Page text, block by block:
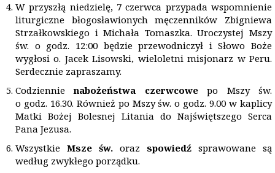
W przyszłą niedzielę, 7 czerwca przypada wspomnienie
liturgiczne błogosławionych męczenników Zbigniewa
Strzałkowskiego i Michała Tomaszka. Uroczystej Mszy
św. o godz. 12:00 będzie przewodniczył i Słowo Boże
wygłosi o. Jacek Lisowski, wieloletni misjonarz w Peru.
Serdecznie zapraszamy.
Codziennienabożeństwa czerwcowepo Mszy św.
o godz. 16.30. Również po Mszy św. o godz. 9.00 w kaplicy
Matki Bożej Bolesnej Litania do Najświętszego Serca
Pana Jezusa.
Wszystkie Msze św. oraz spowiedź sprawowane są
według zwykłego porządku.